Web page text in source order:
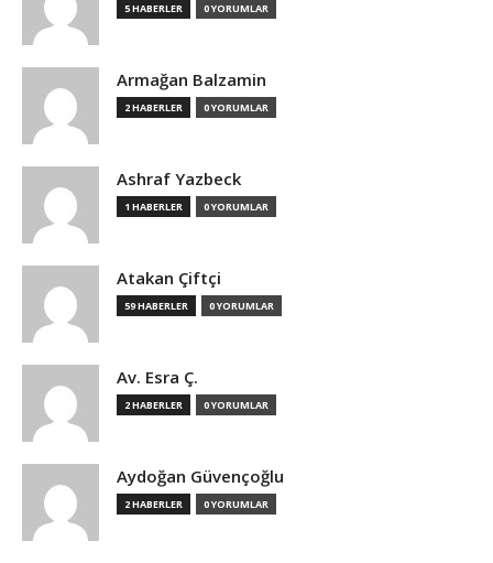
5 HABERLER 0 YORUMLAR
Armağan Balzamin
2 HABERLER 0 YORUMLAR
Ashraf Yazbeck
1 HABERLER 0 YORUMLAR
Atakan Çiftçi
59 HABERLER 0 YORUMLAR
Av. Esra Ç.
2 HABERLER 0 YORUMLAR
Aydoğan Güvençoğlu
2 HABERLER 0 YORUMLAR